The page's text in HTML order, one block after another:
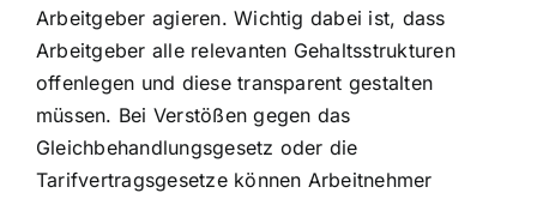
Arbeitgeber agieren. Wichtig dabei ist, dass
Arbeitgeber alle relevanten Gehaltsstrukturen
offenlegen und diese transparent gestalten
müssen. Bei Verstößen gegen das
Gleichbehandlungsgesetz oder die
Tarifvertragsgesetze können Arbeitnehmer